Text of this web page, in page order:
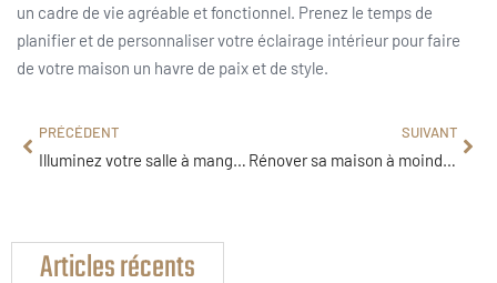
un cadre de vie agréable et fonctionnel. Prenez le temps de
planifier et de personnaliser votre éclairage intérieur pour faire
de votre maison un havre de paix et de style.
PRÉCÉDENT
Illuminez votre salle à manger : idées surprenantes d’éclairage pour un dîner parfait
SUIVANT
Rénover sa maison à moindre coût : astuces bluffantes et efficaces.
Articles récents